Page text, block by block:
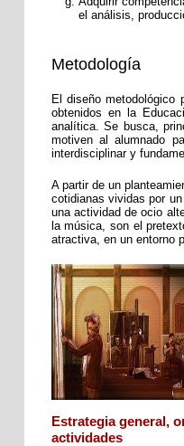
el análisis,
Metodología
El diseño metodológico
obtenidos en la
analítica. Se busca,
motiven al alumnado
interdisciplinar y
A partir de un
cotidianas vividas por
una actividad de ocio
la música, son el
atractiva, en un entorno
Estrategia general,
actividades